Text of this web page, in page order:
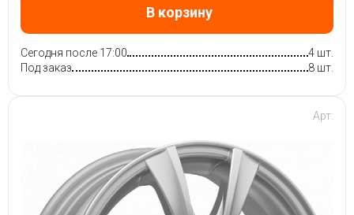
В корзину
Сегодня после 17:00
4 шт.
Под заказ
8 шт.
Арт: